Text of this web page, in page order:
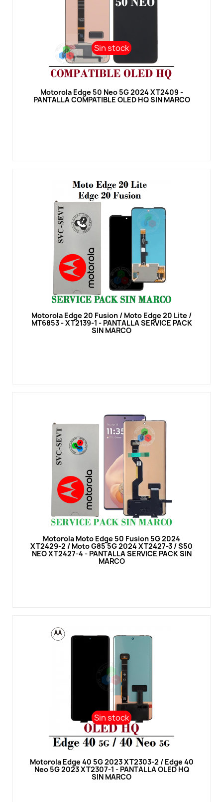
Sin stock
Sin stock
Vista rápida
Motorola Edge 50 Neo 5G 2024 XT2409 -
PANTALLA COMPATIBLE OLED HQ SIN MARCO
Vista rápida
Motorola Edge 20 Fusion / Moto Edge 20 Lite /
MT6853 - XT2139-1 - PANTALLA SERVICE PACK
SIN MARCO
Vista rápida
Motorola Moto Edge 50 Fusion 5G 2024
XT2429-2 / Moto G85 5G 2024 XT2427-3 / S50
NEO XT2427-4 - PANTALLA SERVICE PACK SIN
MARCO
Sin stock
Sin stock
Vista rápida
Motorola Edge 40 5G 2023 XT2303-2 / Edge 40
Neo 5G 2023 XT2307-1 - PANTALLA OLED HQ
SIN MARCO